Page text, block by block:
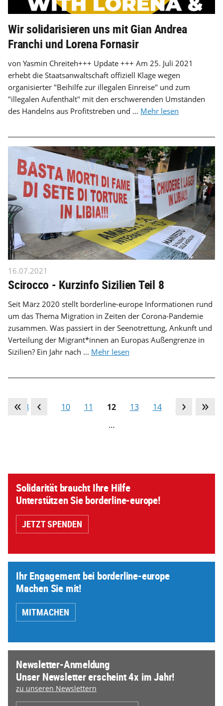
Wir solidarisieren uns mit Gian Andrea
Franchi und Lorena Fornasir
von Yasmin Chreiteh+++ Update +++ Am 25. Juli 2021
erhebt die Staatsanwaltschaft offiziell Klage wegen
organisierter "Beihilfe zur illegalen Einreise" und zum
"illegalen Aufenthalt" mit den erschwerenden Umständen
des Handelns aus Profitstreben und ... Mehr lesen
16.07.2021
Scirocco - Kurzinfo Sizilien Teil 8
Seit März 2020 stellt borderline-europe Informationen rund
um das Thema Migration in Zeiten der Corona-Pandemie
zusammen. Was passiert in der Seenotrettung, Ankunft und
Verteilung der Migrant*innen an Europas Außengrenze in
Sizilien? Ein Jahr nach ... Mehr lesen
… 8 10 11 12 13 14 15
16
…
Solidarität braucht Ihre Hilfe
Unterstützen Sie borderline-europe!
JETZT SPENDEN
Ihr Engagement bei borderline-europe
Machen Sie mit!
MITMACHEN
Newsletter-Anmeldung
Unser Newsletter erscheint 4x im Jahr!
zu unseren Newslettern